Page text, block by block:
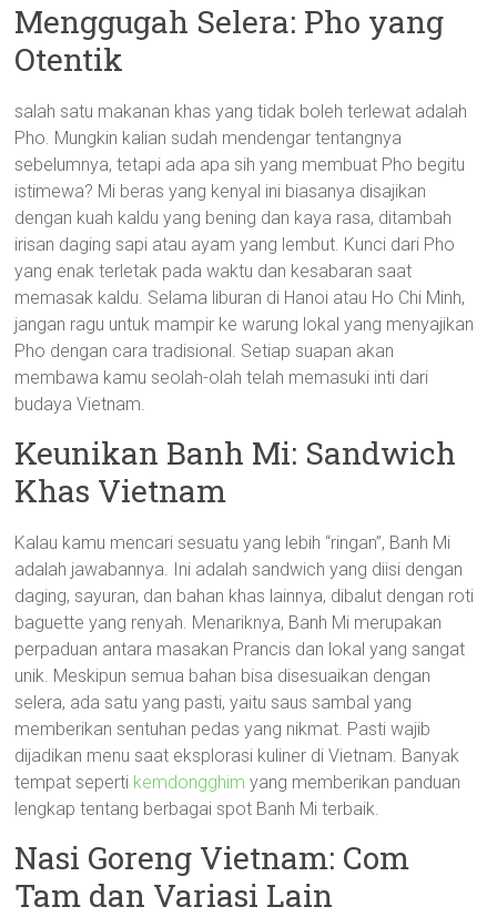
Menggugah Selera: Pho yang
Otentik
salah satu makanan khas yang tidak boleh terlewat adalah
Pho. Mungkin kalian sudah mendengar tentangnya
sebelumnya, tetapi ada apa sih yang membuat Pho begitu
istimewa? Mi beras yang kenyal ini biasanya disajikan
dengan kuah kaldu yang bening dan kaya rasa, ditambah
irisan daging sapi atau ayam yang lembut. Kunci dari Pho
yang enak terletak pada waktu dan kesabaran saat
memasak kaldu. Selama liburan di Hanoi atau Ho Chi Minh,
jangan ragu untuk mampir ke warung lokal yang menyajikan
Pho dengan cara tradisional. Setiap suapan akan
membawa kamu seolah-olah telah memasuki inti dari
budaya Vietnam.
Keunikan Banh Mi: Sandwich
Khas Vietnam
Kalau kamu mencari sesuatu yang lebih “ringan”, Banh Mi
adalah jawabannya. Ini adalah sandwich yang diisi dengan
daging, sayuran, dan bahan khas lainnya, dibalut dengan roti
baguette yang renyah. Menariknya, Banh Mi merupakan
perpaduan antara masakan Prancis dan lokal yang sangat
unik. Meskipun semua bahan bisa disesuaikan dengan
selera, ada satu yang pasti, yaitu saus sambal yang
memberikan sentuhan pedas yang nikmat. Pasti wajib
dijadikan menu saat eksplorasi kuliner di Vietnam. Banyak
tempat seperti kemdongghim yang memberikan panduan
lengkap tentang berbagai spot Banh Mi terbaik.
Nasi Goreng Vietnam: Com
Tam dan Variasi Lain